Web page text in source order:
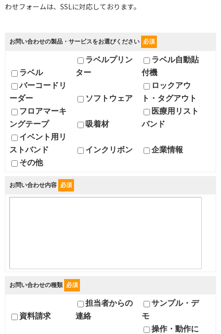
わせフォームは、SSLに対応しております。
お問い合わせの製品・サービスをお選びください 必須
ラベル
ラベルプリン
ター
ラベル自動貼
付機
バーコードリ
ーダー
ソフトウェア
ロックアウ
ト・タグアウト
フロアマーキ
ングテープ
吸着材
医療用リスト
バンド
イベント用リ
ストバンド
インクリボン
企業情報
その他
お問い合わせ内容 必須
お問い合わせの種類 必須
資料請求
担当者からの
連絡
サンプル・デ
モ
操作・動作に